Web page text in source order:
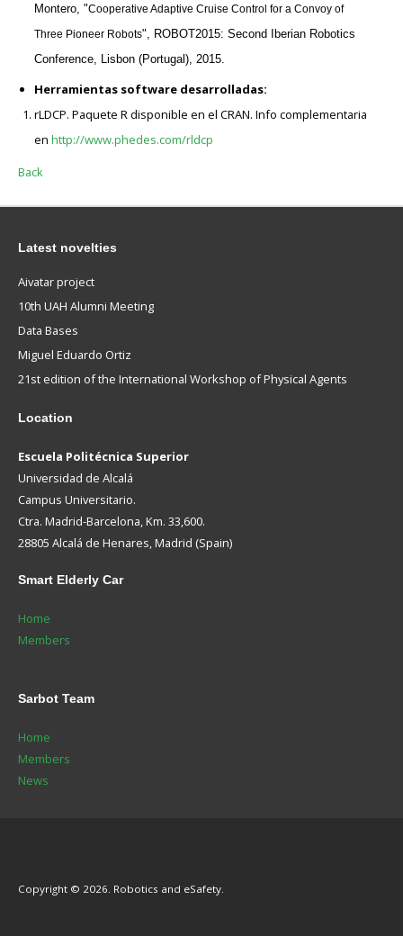
Montero, "Cooperative Adaptive Cruise Control for a Convoy of
Three Pioneer Robots", ROBOT2015: Second Iberian Robotics
Conference, Lisbon (Portugal), 2015.
Herramientas software desarrolladas:
rLDCP. Paquete R disponible en el CRAN. Info complementaria
en http://www.phedes.com/rldcp
Back
Latest novelties
Aivatar project
10th UAH Alumni Meeting
Data Bases
Miguel Eduardo Ortiz
21st edition of the International Workshop of Physical Agents
Location
Escuela Politécnica Superior
Universidad de Alcalá
Campus Universitario.
Ctra. Madrid-Barcelona, Km. 33,600.
28805 Alcalá de Henares, Madrid (Spain)
Smart Elderly Car
Home
Members
Sarbot Team
Home
Members
News
Copyright © 2026. Robotics and eSafety.